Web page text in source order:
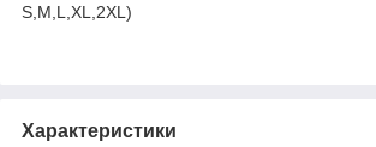
S,M,L,XL,2XL)
Характеристики